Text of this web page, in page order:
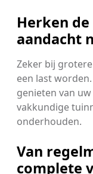
Herken
aandacht
Zeker bij
een last
genieten van
vakkundige
onderhouden.
Van
complete